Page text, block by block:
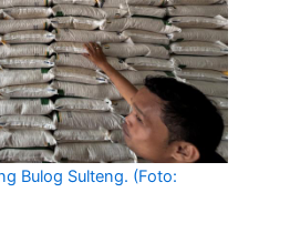
Bulog Sulteng. (Foto: